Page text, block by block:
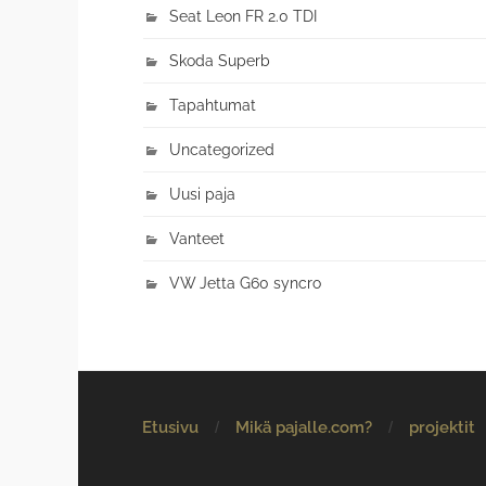
Seat Leon FR 2.0 TDI
Skoda Superb
Tapahtumat
Uncategorized
Uusi paja
Vanteet
VW Jetta G60 syncro
Etusivu Mikä pajalle.com? projektit